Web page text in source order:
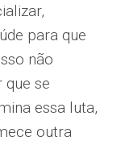
para que
não
que se
essa luta,
outra